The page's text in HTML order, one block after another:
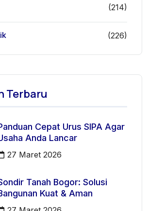
(214)
(226)
Terbaru
Cepat Urus SIPA Agar
Anda Lancar
27 Maret 2026
Tanah Bogor: Solusi
Kuat & Aman